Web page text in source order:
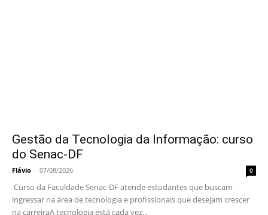
Gestão da Tecnologia da Informação: curso
do Senac-DF
Flávio - 07/08/2026 0
Curso da Faculdade Senac-DF atende estudantes que buscam
ingressar na área de tecnologia e profissionais que desejam crescer
na carreiraA tecnologia está cada vez...